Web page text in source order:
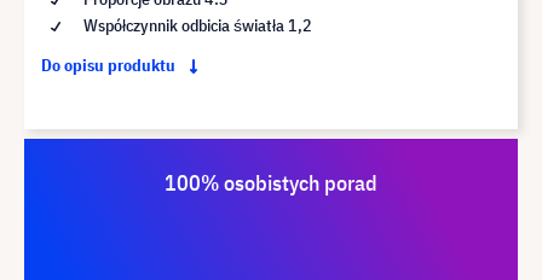
Współczynnik odbicia światła 1,2
Do opisu produktu
100% osobistych porad